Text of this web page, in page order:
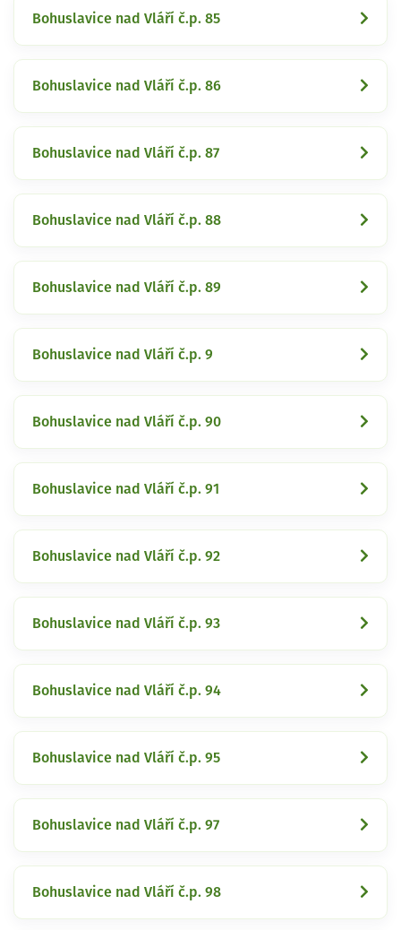
Bohuslavice nad Vláří č.p. 85
Bohuslavice nad Vláří č.p. 86
Bohuslavice nad Vláří č.p. 87
Bohuslavice nad Vláří č.p. 88
Bohuslavice nad Vláří č.p. 89
Bohuslavice nad Vláří č.p. 9
Bohuslavice nad Vláří č.p. 90
Bohuslavice nad Vláří č.p. 91
Bohuslavice nad Vláří č.p. 92
Bohuslavice nad Vláří č.p. 93
Bohuslavice nad Vláří č.p. 94
Bohuslavice nad Vláří č.p. 95
Bohuslavice nad Vláří č.p. 97
Bohuslavice nad Vláří č.p. 98